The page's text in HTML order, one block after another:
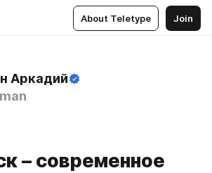
About Teletype Join
Аркадий
– современное